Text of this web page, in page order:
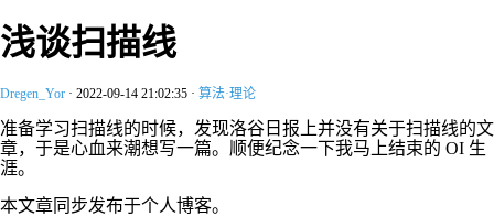
浅谈扫描线
Dregen_Yor · 2022-09-14 21:02:35 · 算法·理论
准备学习扫描线的时候，发现洛谷日报上并没有关于扫描线的文
章，于是心血来潮想写一篇。顺便纪念一下我马上结束的 OI 生
涯。
本文章同步发布于个人博客。